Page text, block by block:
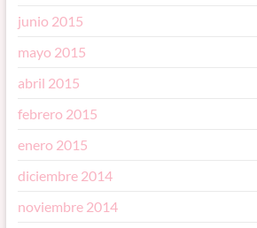
junio 2015
mayo 2015
abril 2015
febrero 2015
enero 2015
diciembre 2014
noviembre 2014